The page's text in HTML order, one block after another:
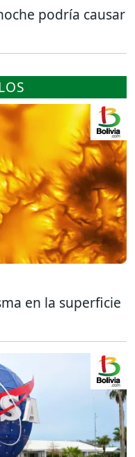
podría causar
en la superficie